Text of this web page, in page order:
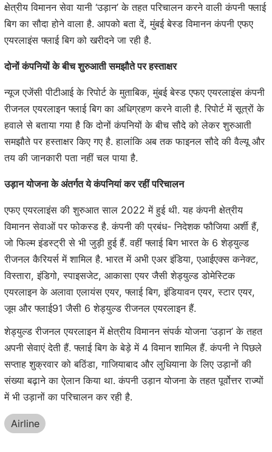
क्षेत्रीय विमानन सेवा यानी ‘उड़ान’ के तहत परिचालन करने वाली कंपनी फ्लाई
बिग का सौदा होने वाला है. आपको बता दें, मुंबई बेस्ड विमानन कंपनी एफए
एयरलाइंस फ्लाई बिग को खरीदने जा रही है.
दोनों कंपनियों के बीच शुरुआती समझौते पर हस्ताक्षर
न्यूज एजेंसी पीटीआई के रिपोर्ट के मुताबिक, मुंबई बेस्ड एफए एयरलाइंस कंपनी
रीजनल एयरलाइन फ्लाई बिग का अधिग्रहण करने वाली है. रिपोर्ट में सूत्रों के
हवाले से बताया गया है कि दोनों कंपनियों के बीच सौदे को लेकर शुरुआती
समझौते पर हस्ताक्षर किए गए है. हालांकि अब तक फाइनल सौदे की वैल्यू और
तय की जानकारी पता नहीं चल पाया है.
उड़ान योजना के अंतर्गत ये कंपनियां कर रहीं परिचालन
एफए एयरलाइंस की शुरुआत साल 2022 में हुई थी. यह कंपनी क्षेत्रीय
विमानन सेवाओं पर फोकस्ड है. कंपनी की प्रबंध- निदेशक फौजिया अर्शी हैं,
जो फिल्म इंडस्ट्री से भी जुड़ी हुई हैं. वहीं फ्लाई बिग भारत के 6 शेड्युल्ड
रीजनल कैरियर्स में शामिल है. भारत में अभी एअर इंडिया, एआईएक्स कनेक्ट,
विस्तारा, इंडिगो, स्पाइसजेट, आकासा एयर जैसी शेड्युल्ड डोमेस्टिक
एयरलाइन के अलावा एलायंस एयर, फ्लाई बिग, इंडियावन एयर, स्टार एयर,
जूम और फ्लाई91 जैसी 6 शेड्युल्ड रीजनल एयरलाइन हैं.
शेड्युल्ड रीजनल एयरलाइन में क्षेत्रीय विमानन संपर्क योजना ‘उड़ान’ के तहत
अपनी सेवाएं देती हैं. फ्लाई बिग के बेड़े में 4 विमान शामिल हैं. कंपनी ने पिछले
सप्ताह शुक्रवार को बठिंडा, गाजियाबाद और लुधियाना के लिए उड़ानों की
संख्या बढ़ाने का ऐलान किया था. कंपनी उड़ान योजना के तहत पूर्वोत्तर राज्यों
में भी उड़ानों का परिचालन कर रही है.
Airline